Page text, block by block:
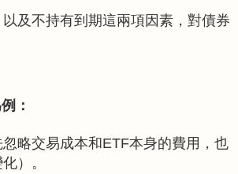
及不持有到期這兩項因素，對債券
例：
略交易成本和ETF本身的費用，也
）。